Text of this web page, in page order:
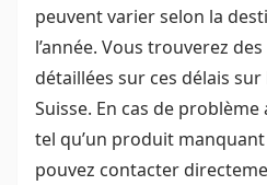
peuvent varier selon la
l’année. Vous trouverez
détaillées sur ces délais
Suisse. En cas de
tel qu’un produit
pouvez contacter